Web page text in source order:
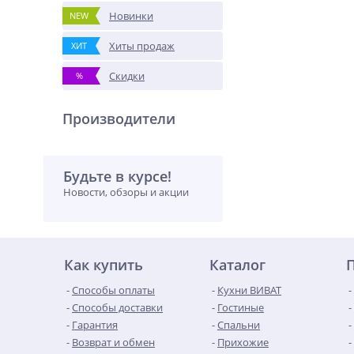
NEW Новинки
ХИТ Хиты продаж
% Скидки
Производители
Будьте в курсе!
Новости, обзоры и акции
Как купить
Способы оплаты
Способы доставки
Гарантия
Возврат и обмен
Каталог
Кухни ВИВАТ
Гостиные
Спальни
Прихожие